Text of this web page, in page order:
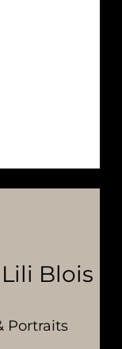
Blois
Portraits